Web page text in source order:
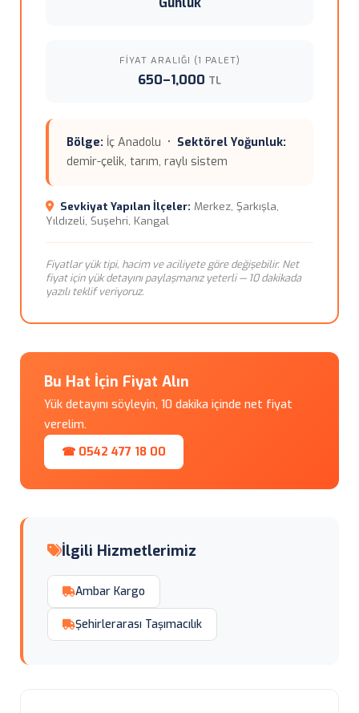
FIYAT ARALIĞI (1 PALET)
650–1,000 TL
Bölge: İç Anadolu • Sektörel Yoğunluk:
demir-çelik, tarım, raylı sistem
Sevkiyat Yapılan İlçeler: Merkez, Şarkışla,
Yıldızeli, Suşehri, Kangal
Fiyatlar yük tipi, hacim ve aciliyete göre değişebilir. Net
fiyat için yük detayını paylaşmanız yeterli — 10 dakikada
yazılı teklif veriyoruz.
Bu Hat İçin Fiyat Alın
Yük detayını söyleyin, 10 dakika içinde net fiyat
verelim.
☎ 0542 477 18 00
İlgili Hizmetlerimiz
Ambar Kargo
Şehirlerarası Taşımacılık